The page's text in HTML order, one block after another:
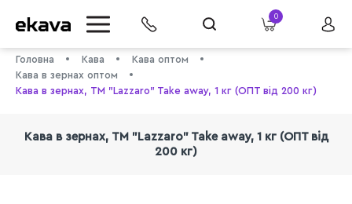
0
Головна Кава
Кава оптом
Кава в зернах оптом
Кава в зернах, ТМ "Lazzaro" Take away, 1 кг (ОПТ від 200 кг)
Кава в зернах, ТМ "Lazzaro" Take away, 1 кг (ОПТ від
200 кг)